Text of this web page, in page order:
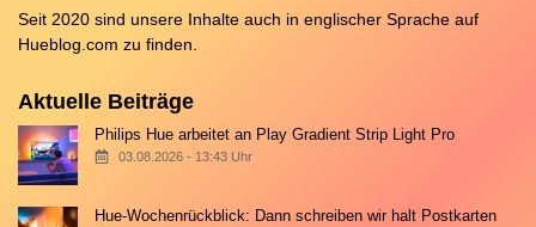
Seit 2020 sind unsere Inhalte auch in englischer Sprache auf
Hueblog.com zu finden.
Aktuelle Beiträge
Philips Hue arbeitet an Play Gradient Strip Light Pro
03.08.2026 - 13:43 Uhr
Hue-Wochenrückblick: Dann schreiben wir halt Postkarten